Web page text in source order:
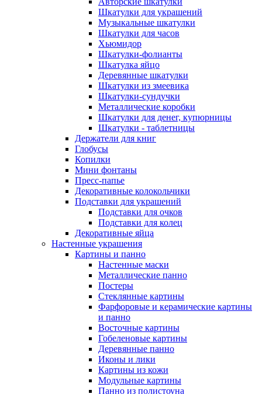
Шкатулки для украшений
Музыкальные шкатулки
Шкатулки для часов
Хьюмидор
Шкатулки-фолианты
Шкатулка яйцо
Деревянные шкатулки
Шкатулки из змеевика
Шкатулки-сундучки
Металлические коробки
Шкатулки для денег, купюрницы
Шкатулки - таблетницы
Держатели для книг
Глобусы
Копилки
Мини фонтаны
Пресс-папье
Декоративные колокольчики
Подставки для украшений
Подставки для очков
Подставки для колец
Декоративные яйца
Настенные украшения
Картины и панно
Настенные маски
Металлические панно
Постеры
Стеклянные картины
Фарфоровые и керамические картины
и панно
Восточные картины
Гобеленовые картины
Деревянные панно
Иконы и лики
Картины из кожи
Модульные картины
Панно из полистоуна